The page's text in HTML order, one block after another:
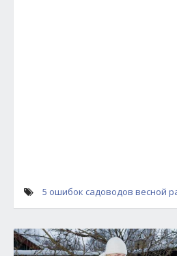
5 ошибок садоводов весной